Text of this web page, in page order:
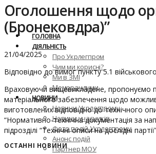
ГОЛОВНА
ДІЯЛЬНІСТЬ
Про Укрлегпром
Чим ми корисні?
Ми в ЗМІ
Меморандуми
НОВИНИ
Новини Укрлегпрому
Новини учасників
Фото подій Укрлегпрому
Анонс подій
Партнер МОУ
Оголошення щодо
(Бронековдра)”
21/04/2025
Відповідно до вимог пункту 5.1
Враховуючи вищевикладене, пропонуємо
матеріального забезпечення щодо
виготовлених відповідно до технічного
“Нормативно-технічна документація за
підрозділі “Технічні описи на дослідні
ОСТАННІ НОВИНИ